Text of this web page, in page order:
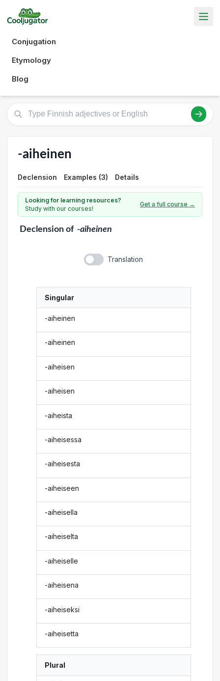
Conjugation
Etymology
Blog
-aiheinen
Declension Examples (3) Details
Looking for learning resources?
Study with our courses!
Get a full course →
Declensionof -aiheinen
Translation
Singular
-aiheinen
-aiheinen
-aiheisen
-aiheisen
-aiheista
-aiheisessa
-aiheisesta
-aiheiseen
-aiheisella
-aiheiselta
-aiheiselle
-aiheisena
-aiheiseksi
-aiheisetta
Plural